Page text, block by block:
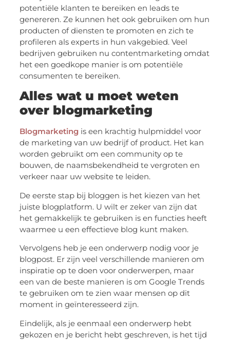
potentiële klanten te bereiken en leads te
genereren. Ze kunnen het ook gebruiken om hun
producten of diensten te promoten en zich te
profileren als experts in hun vakgebied. Veel
bedrijven gebruiken nu contentmarketing omdat
het een goedkope manier is om potentiële
consumenten te bereiken.
Alles wat u moet weten
over blogmarketing
Blogmarketing is een krachtig hulpmiddel voor
de marketing van uw bedrijf of product. Het kan
worden gebruikt om een community op te
bouwen, de naamsbekendheid te vergroten en
verkeer naar uw website te leiden.
De eerste stap bij bloggen is het kiezen van het
juiste blogplatform. U wilt er zeker van zijn dat
het gemakkelijk te gebruiken is en functies heeft
waarmee u een effectieve blog kunt maken.
Vervolgens heb je een onderwerp nodig voor je
blogpost. Er zijn veel verschillende manieren om
inspiratie op te doen voor onderwerpen, maar
een van de beste manieren is om Google Trends
te gebruiken om te zien waar mensen op dit
moment in geïnteresseerd zijn.
Eindelijk, als je eenmaal een onderwerp hebt
gekozen en je bericht hebt geschreven, is het tijd